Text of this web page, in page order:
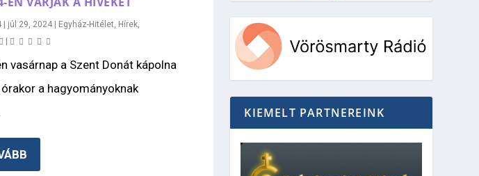
| júl 29, 2024| Egyház-Hitélet Hírek,
|
vasárnap a Szent Donát kápolna
a hagyományoknak
KIEMELT PARTNEREINK